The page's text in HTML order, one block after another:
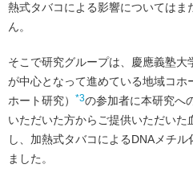
熱式タバコによる影響についてはま
ん。
そこで研究グループは、慶應義塾
が中心となって進めている地域コホ
ホート研究） *3の参加者に本研究へ
いただいた方からご提供いただいた
し、加熱式タバコによるDNAメチ
ました。